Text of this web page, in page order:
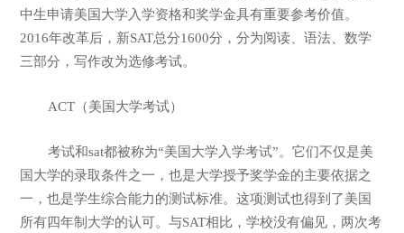
中生申请美国大学入学资格和奖学金具有重要参考价值。
2016年改革后，新SAT总分1600分，分为阅读、语法、数学
三部分，写作改为选修考试。
ACT（美国大学考试）
考试和sat都被称为“美国大学入学考试”。它们不仅是美
国大学的录取条件之一，也是大学授予奖学金的主要依据之
一，也是学生综合能力的测试标准。这项测试也得到了美国
所有四年制大学的认可。与SAT相比，学校没有偏见，两次考